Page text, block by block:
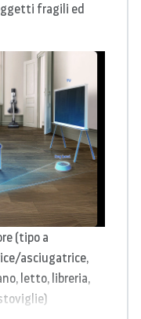
fragili ed
(tipo a
asciugatrice,
letto, libreria,